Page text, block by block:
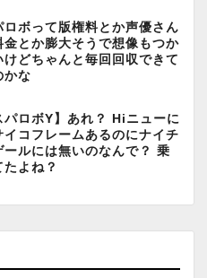
ロボって版権料とか声優さん
金とか膨大そうで想像もつか
けどちゃんと毎回回収できて
かな
パロボY】あれ？ Hiニューに
イコフレームあるのにナイチ
ールには無いのなんで？ 乗
たよね？